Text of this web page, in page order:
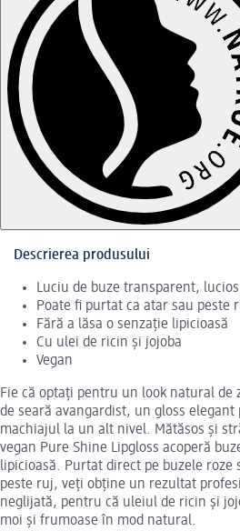
Descrierea produsului
Luciu de buze transparent, lucios
Poate fi purtat ca atar sau peste
Fără a lăsa o senzație lipicioasă
Cu ulei de ricin și jojoba
Vegan
Fie că optați pentru un look natural de
de seară avangardist, un gloss elegant
machiajul la un alt nivel. Mătăsos și
vegan Pure Shine Lipgloss acoperă
lipicioasă. Purtat direct pe buzele roze
peste ruj, veți obține un rezultat
neglijată, pentru că uleiul de ricin și
moi și frumoase în mod natural.